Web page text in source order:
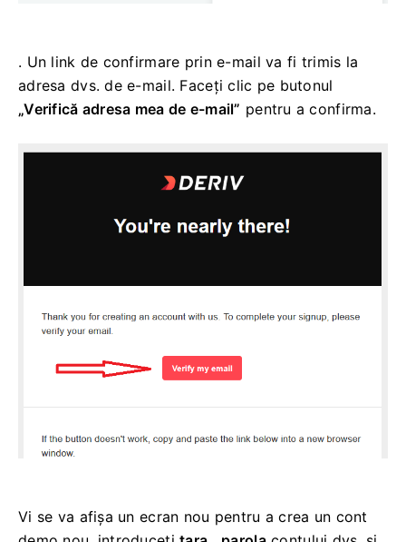
. Un link de confirmare prin e-mail va fi trimis la
adresa dvs. de e-mail. Faceți clic pe butonul
„Verifică adresa mea de e-mail” pentru a confirma.
Vi se va afișa un ecran nou pentru a crea un cont